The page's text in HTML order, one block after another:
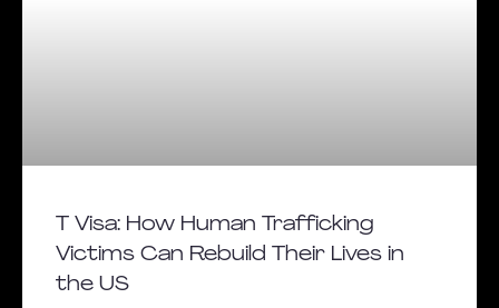
T Visa: How Human Trafficking
Victims Can Rebuild Their Lives in
the US